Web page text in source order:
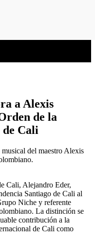
a Alexis
de la
de Cali
del maestro Alexis
Cali, Alejandro Eder,
Santiago de Cali al
Niche y referente
La distinción se
contribución a la
de Cali como